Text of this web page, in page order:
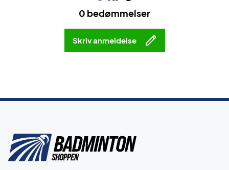
0 bedømmelser
Skriv anmeldelse